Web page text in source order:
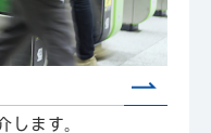
します。